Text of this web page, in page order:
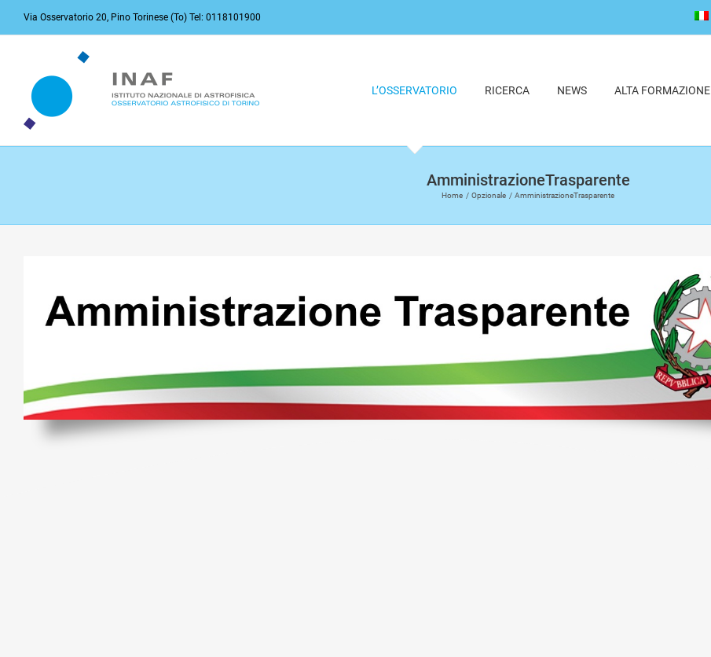
Via Osservatorio 20, Pino Torinese (To) Tel: 0118101900
L’OSSERVATORIO RICERCA NEWS ALTA FORMAZIONE
AmministrazioneTrasparente
Home Opzionale AmministrazioneTrasparente